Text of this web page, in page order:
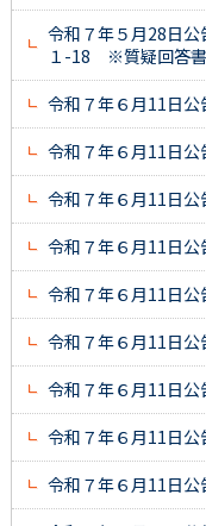
令和７年５月28日
１-18 ※質疑回答
令和７年６月11日
令和７年６月11日
令和７年６月11日
令和７年６月11日
令和７年６月11日
令和７年６月11日
令和７年６月11日
令和７年６月11日
令和７年６月11日